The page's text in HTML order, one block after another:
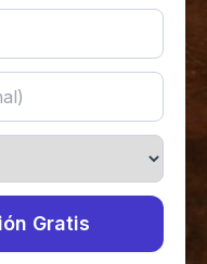
Gratis